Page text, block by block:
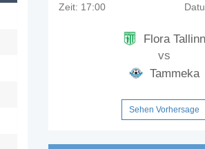
Zeit: 17:00
Flora Tallinn
vs
Tammeka
Sehen Vorhersage